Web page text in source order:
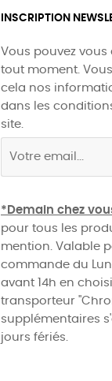
INSCRIPTION
Vous pouvez vous
tout moment.
cela nos
dans les
site.
*Demain chez
pour tous les
mention. Valable
commande du
avant 14h en
transporteur
supplémentaires
jours fériés.